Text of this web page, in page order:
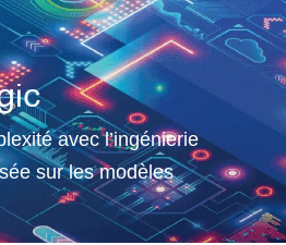
avec l’ingénierie
sur les modèles